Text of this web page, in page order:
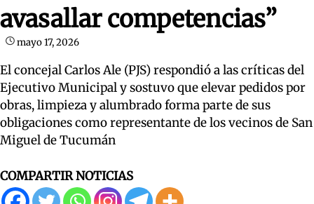
avasallar competencias”
mayo 17, 2026
El concejal Carlos Ale (PJS) respondió a las críticas del
Ejecutivo Municipal y sostuvo que elevar pedidos por
obras, limpieza y alumbrado forma parte de sus
obligaciones como representante de los vecinos de San
Miguel de Tucumán
COMPARTIR NOTICIAS